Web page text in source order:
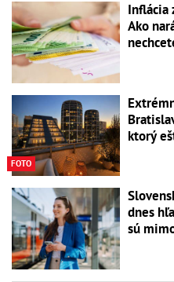
Inflácia
Ako
FOTO
ktorý
dnes
sú